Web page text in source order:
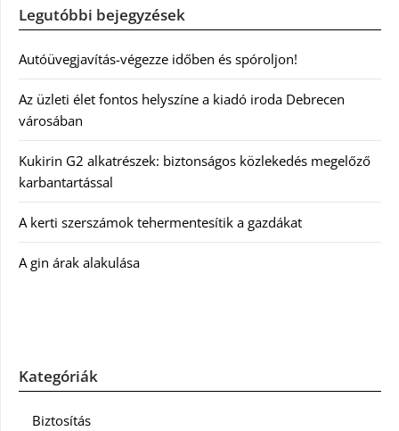
Legutóbbi bejegyzések
Autóüvegjavítás-végezze időben és spóroljon!
Az üzleti élet fontos helyszíne a kiadó iroda Debrecen
városában
Kukirin G2 alkatrészek: biztonságos közlekedés megelőző
karbantartással
A kerti szerszámok tehermentesítik a gazdákat
A gin árak alakulása
Kategóriák
Biztosítás